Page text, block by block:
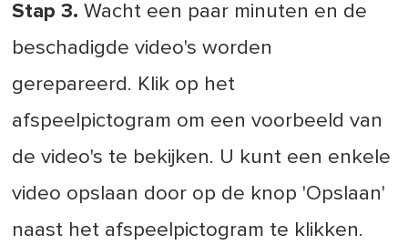
Stap 3. Wacht een paar minuten en de
beschadigde video's worden
gerepareerd. Klik op het
afspeelpictogram om een voorbeeld van
de video's te bekijken. U kunt een enkele
video opslaan door op de knop 'Opslaan'
naast het afspeelpictogram te klikken.